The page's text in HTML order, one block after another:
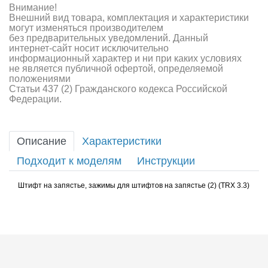
Внимание!
Внешний вид товара, комплектация и характеристики
могут изменяться производителем
без предварительных уведомлений. Данный
интернет-сайт носит исключительно
информационный характер и ни при каких условиях
не является публичной офертой, определяемой
положениями
Статьи 437 (2) Гражданского кодекса Российской
Федерации.
Описание
Характеристики
Подходит к моделям
Инструкции
Штифт на запястье, зажимы для штифтов на запястье (2) (TRX 3.3)